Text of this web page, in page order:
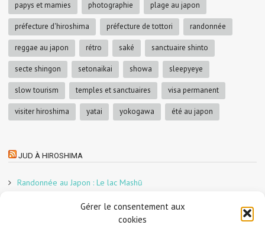
Gérer le consentement aux
cookies
papys et mamies photographie plage au japon
préfecture d'hiroshima préfecture de tottori randonnée
reggae au japon rétro saké sanctuaire shinto
secte shingon setonaikai showa sleepyeye
slow tourism temples et sanctuaires visa permanent
visiter hiroshima yatai yokogawa été au japon
JUD À HIROSHIMA
Randonnée au Japon : Le lac Mashū
En direct sur Adobe France !